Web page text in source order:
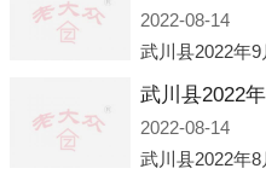
2022-08-14
2022-08-14